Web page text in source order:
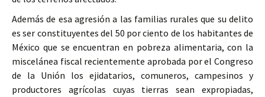
Además de esa agresión a las familias rurales que su delito
es ser constituyentes del 50 por ciento de los habitantes de
México que se encuentran en pobreza alimentaria, con la
miscelánea fiscal recientemente aprobada por el Congreso
de la Unión los ejidatarios, comuneros, campesinos y
productores agrícolas cuyas tierras sean expropiadas,